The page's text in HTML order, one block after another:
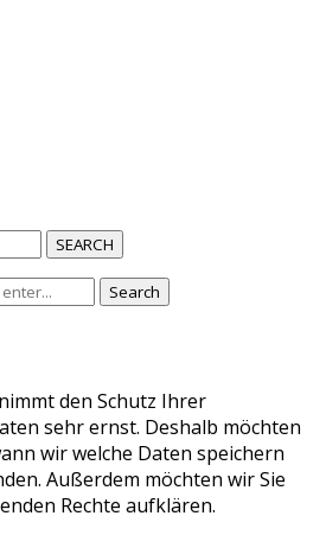
SEARCH
Search
den Schutz Ihrer
sehr ernst. Deshalb möchten
wir welche Daten speichern
Außerdem möchten wir Sie
Rechte aufklären.